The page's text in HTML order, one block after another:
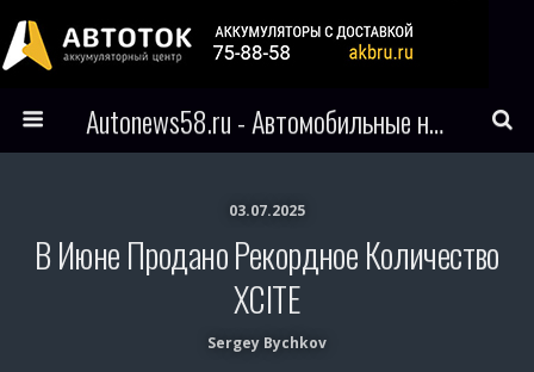
Autonews58.ru - Автомобильные новости Пензы и всего мира
03.07.2025
В Июне Продано Рекордное Количество
XCITE
Sergey Bychkov